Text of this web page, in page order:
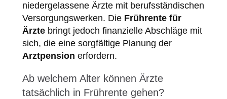
niedergelassene Ärzte mit berufsständischen
Versorgungswerken. Die Frührente für
Ärztebringt jedoch finanzielle Abschläge mit
sich, die eine sorgfältige Planung der
Arztpension erfordern.
Ab welchem Alter können Ärzte
tatsächlich in Frührente gehen?